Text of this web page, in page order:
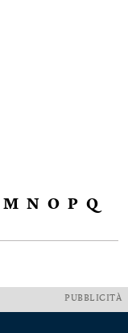
M N O P Q
PUBBLICITÀ